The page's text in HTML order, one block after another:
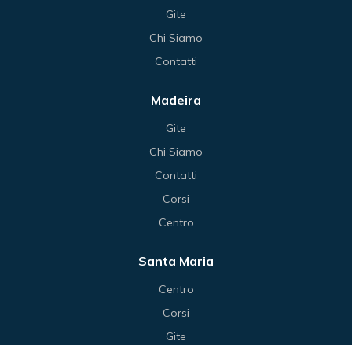
Gite
Chi Siamo
Contatti
Madeira
Gite
Chi Siamo
Contatti
Corsi
Centro
Santa Maria
Centro
Corsi
Gite